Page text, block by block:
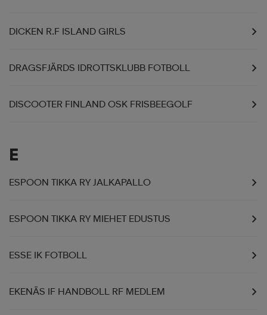
DICKEN R.F ISLAND GIRLS
DRAGSFJÄRDS IDROTTSKLUBB FOTBOLL
DISCOOTER FINLAND OSK FRISBEEGOLF
E
ESPOON TIKKA RY JALKAPALLO
ESPOON TIKKA RY MIEHET EDUSTUS
ESSE IK FOTBOLL
EKENÄS IF HANDBOLL RF MEDLEM